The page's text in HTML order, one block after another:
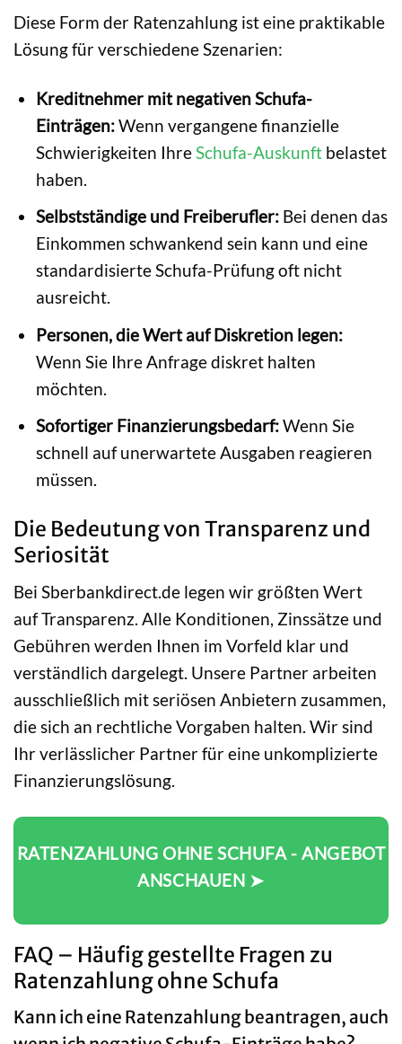
Diese Form der Ratenzahlung ist eine praktikable
Lösung für verschiedene Szenarien:
Kreditnehmer mit negativen Schufa-
Einträgen:Wenn vergangene finanzielle
Schwierigkeiten IhreSchufa-Auskunftbelastet
haben.
Selbstständige und Freiberufler:Bei denen das
Einkommen schwankend sein kann und eine
standardisierte Schufa-Prüfung oft nicht
ausreicht.
Personen, die Wert auf Diskretion legen:
Wenn Sie Ihre Anfrage diskret halten
möchten.
Sofortiger Finanzierungsbedarf:Wenn Sie
schnell auf unerwartete Ausgaben reagieren
müssen.
Die Bedeutung von Transparenz und
Seriosität
Bei Sberbankdirect.de legen wir größten Wert
auf Transparenz. Alle Konditionen, Zinssätze und
Gebühren werden Ihnen im Vorfeld klar und
verständlich dargelegt. Unsere Partner arbeiten
ausschließlich mit seriösen Anbietern zusammen,
die sich an rechtliche Vorgaben halten. Wir sind
Ihr verlässlicher Partner für eine unkomplizierte
Finanzierungslösung.
RATENZAHLUNG OHNE SCHUFA - ANGEBOT
ANSCHAUEN ➤
FAQ – Häufig gestellte Fragen zu
Ratenzahlung ohne Schufa
Kann ich eine Ratenzahlung beantragen, auch